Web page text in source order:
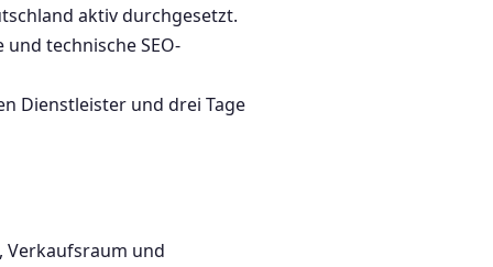
aktiv durchgesetzt.
technische SEO-
Dienstleister und drei Tage
Verkaufsraum und